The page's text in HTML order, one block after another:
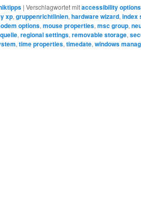
| Verschlagwortet mitaccessibility options
xp, gruppenrichtlinien, hardware wizard, index
options, mouse properties, msc group,
quelle, regional settings, removable storage,
, time properties, timedate, windows